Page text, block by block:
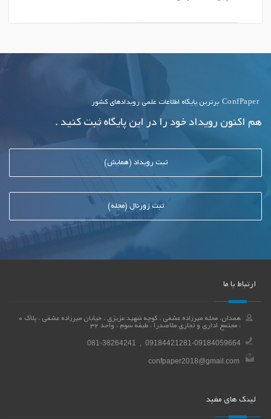
ConfPaper برترین پایگاه اطلاعات علمی رویدادهای کشور
هم اکنون رویداد خود را در این پایگاه ثبت کنید .
ثبت رویداد (همایش)
ثبت ژورنال (مجله)
ارتباط با ما
همدان، محله میرزاده عشقی ، کوچه شهید عزیزی ، خیابان میرزاده عشقی ، پلاک 0
، مجتمع اداری و تجاری ملاصدرا ، طبقه سوم ، واحد 32
081-38264241 , 09184421281-09184059664
confpaper2018@gmail.com
لینک های مفید